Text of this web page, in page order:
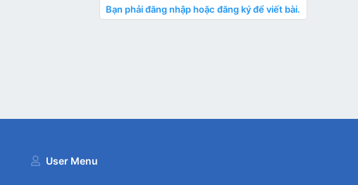
Bạn phải đăng nhập hoặc đăng ký để viết bài.
User Menu